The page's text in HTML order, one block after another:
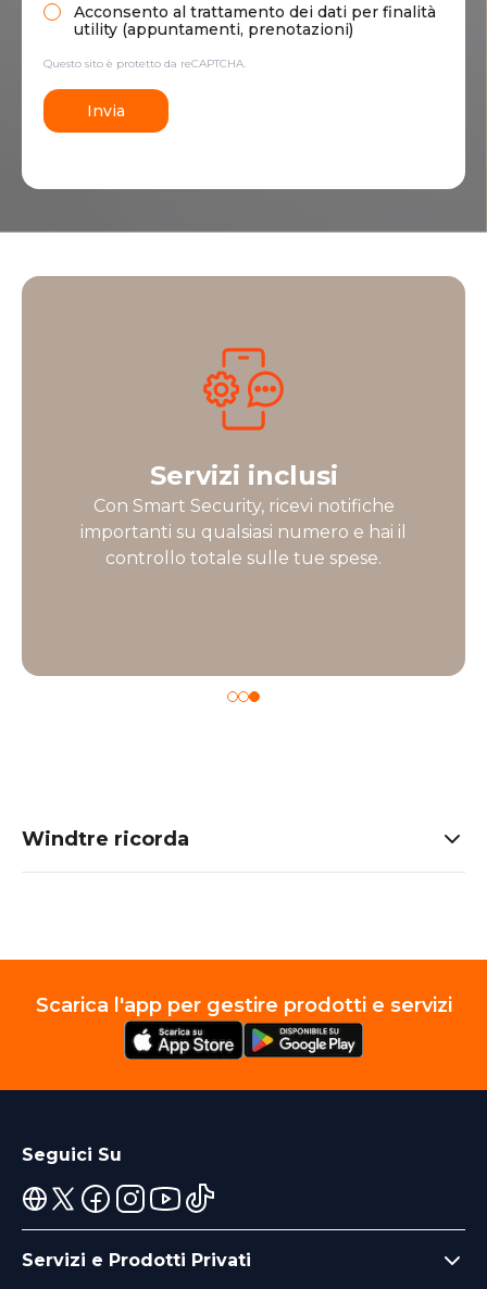
Acconsento al trattamento dei dati per finalità
utility (appuntamenti, prenotazioni)
Questo sito è protetto da reCAPTCHA.
Invia
Servizi inclusi
Con Smart Security, ricevi notifiche
importanti su qualsiasi numero e hai il
controllo totale sulle tue spese.
Windtre ricorda
Scarica l'app per gestire prodotti e servizi
Seguici Su
Servizi e Prodotti Privati